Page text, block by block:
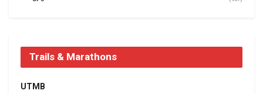
Trails & Marathons
UTMB